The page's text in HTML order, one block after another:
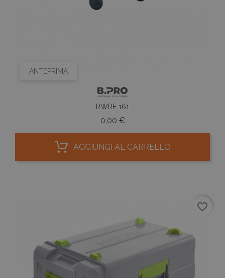
ANTEPRIMA
RWRE 161
0,00 €Prezzo
AGGIUNGI AL CARRELLO
favorite_border